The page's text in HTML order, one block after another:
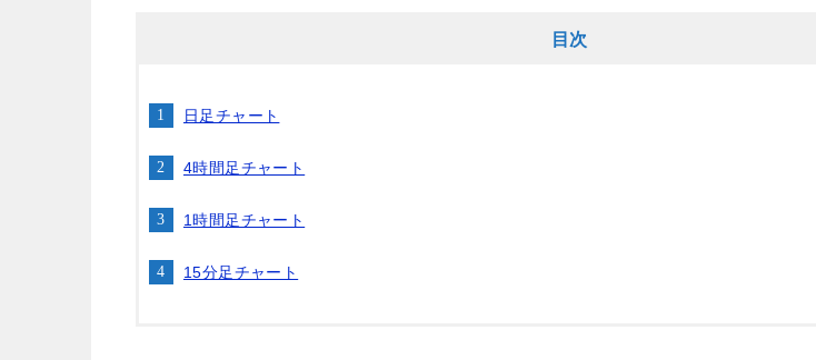
目次
日足チャート
4時間足チャート
1時間足チャート
15分足チャート